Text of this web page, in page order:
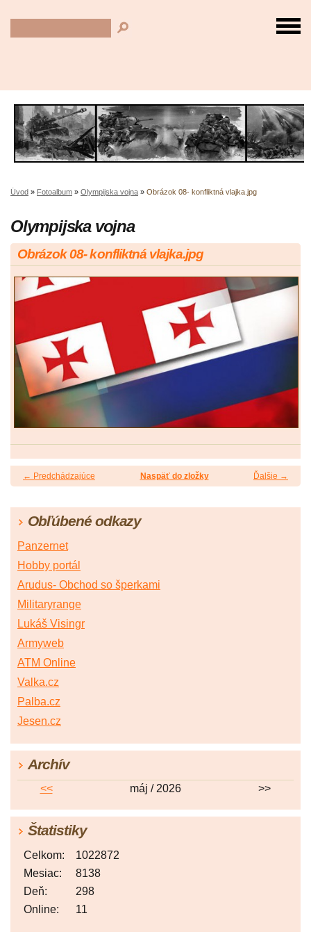
Úvod » Fotoalbum » Olympijska vojna » Obrázok 08- konfliktná vlajka.jpg
Olympijska vojna
Obrázok 08- konfliktná vlajka.jpg
← Predchádzajúce Ďalšie →
Naspäť do zložky
Obľúbené odkazy
Panzernet
Hobby portál
Arudus- Obchod so šperkami
Militaryrange
Lukáš Visingr
Armyweb
ATM Online
Valka.cz
Palba.cz
Jesen.cz
Archív
<< máj / 2026 >>
Štatistiky
Online: 11
Celkom:
1022872
Mesiac:
8138
Deň:
298